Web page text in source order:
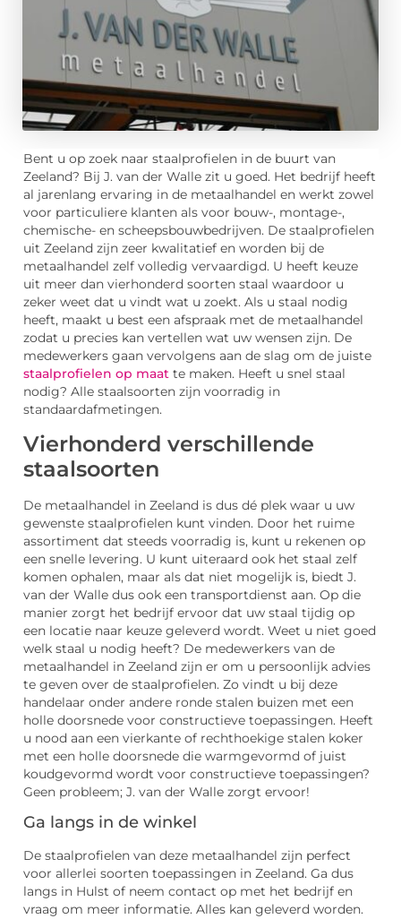
Bent u op zoek naar staalprofielen in de buurt van
Zeeland? Bij J. van der Walle zit u goed. Het bedrijf heeft
al jarenlang ervaring in de metaalhandel en werkt zowel
voor particuliere klanten als voor bouw-, montage-,
chemische- en scheepsbouwbedrijven. De staalprofielen
uit Zeeland zijn zeer kwalitatief en worden bij de
metaalhandel zelf volledig vervaardigd. U heeft keuze
uit meer dan vierhonderd soorten staal waardoor u
zeker weet dat u vindt wat u zoekt. Als u staal nodig
heeft, maakt u best een afspraak met de metaalhandel
zodat u precies kan vertellen wat uw wensen zijn. De
medewerkers gaan vervolgens aan de slag om de juiste
staalprofielen op maat te maken. Heeft u snel staal
nodig? Alle staalsoorten zijn voorradig in
standaardafmetingen.
Vierhonderd verschillende
staalsoorten
De metaalhandel in Zeeland is dus dé plek waar u uw
gewenste staalprofielen kunt vinden. Door het ruime
assortiment dat steeds voorradig is, kunt u rekenen op
een snelle levering. U kunt uiteraard ook het staal zelf
komen ophalen, maar als dat niet mogelijk is, biedt J.
van der Walle dus ook een transportdienst aan. Op die
manier zorgt het bedrijf ervoor dat uw staal tijdig op
een locatie naar keuze geleverd wordt. Weet u niet goed
welk staal u nodig heeft? De medewerkers van de
metaalhandel in Zeeland zijn er om u persoonlijk advies
te geven over de staalprofielen. Zo vindt u bij deze
handelaar onder andere ronde stalen buizen met een
holle doorsnede voor constructieve toepassingen. Heeft
u nood aan een vierkante of rechthoekige stalen koker
met een holle doorsnede die warmgevormd of juist
koudgevormd wordt voor constructieve toepassingen?
Geen probleem; J. van der Walle zorgt ervoor!
Ga langs in de winkel
De staalprofielen van deze metaalhandel zijn perfect
voor allerlei soorten toepassingen in Zeeland. Ga dus
langs in Hulst of neem contact op met het bedrijf en
vraag om meer informatie. Alles kan geleverd worden.